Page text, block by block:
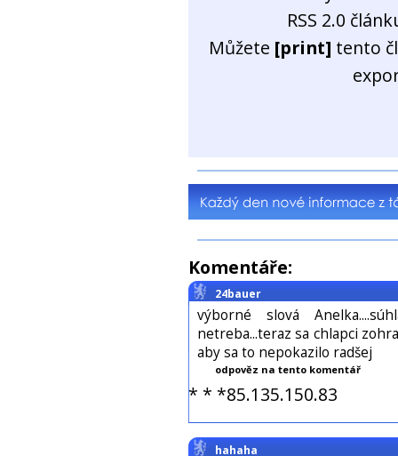
RSS 2.0
Můžete [print] tento
Komentáře:
24bauer
výborné slová
netreba...teraz sa chlapci
aby sa to nepokazilo radšej
odpověz na tento komentář
* * *85.135.150.83
hahaha